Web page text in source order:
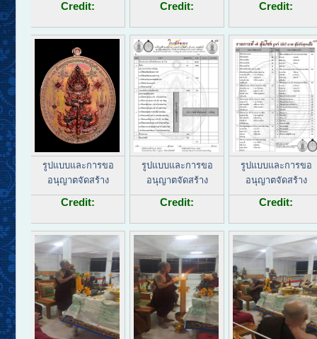
Credit: Credit: Credit:
รูปแบบและการขอ
อนุญาตจัดสร้าง
Credit:
รูปแบบและการขอ
อนุญาตจัดสร้าง
Credit:
รูปแบบและการขอ
อนุญาตจัดสร้าง
Credit: